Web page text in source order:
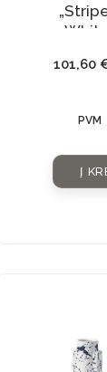
101,60
PVM
Į